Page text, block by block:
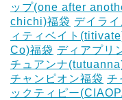
ップ(one after
chichi)福袋 デイラ
ィティベイト
Co)福袋 ディアプリ
チュアンナ
チャンピオン福袋 チ
ックティピー